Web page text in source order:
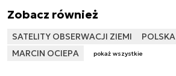
Zobacz również
SATELITY OBSERWACJI ZIEMI POLSKA
MARCIN OCIEPA
pokaż wszystkie